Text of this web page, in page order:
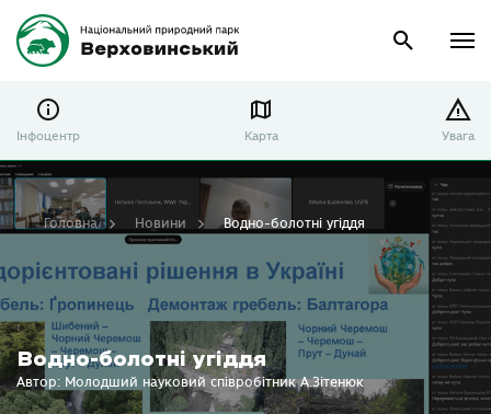
Інфоцентр Карта Увага
Водно-болотні угіддя
Автор: Молодший науковий співробітник А.Зітенюк
Головна Новини Водно-болотні угіддя